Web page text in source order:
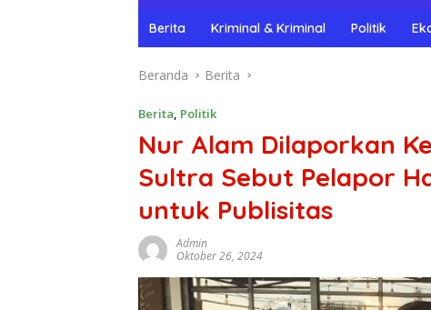
Berita Kriminal & Kriminal Politik
Beranda Berita
Berita, Politik
Nur Alam Dilaporkan
Sultra Sebut Pelapor
untuk Publisitas
Admin
Oktober 26, 2024